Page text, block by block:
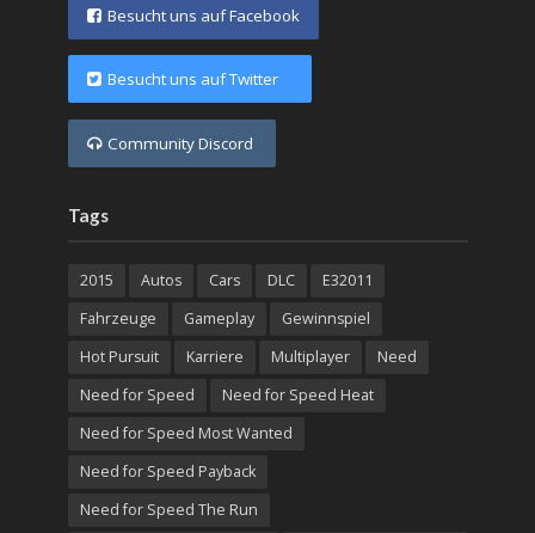
Besucht uns auf Facebook
Besucht uns auf Twitter
Community Discord
Tags
2015 Autos Cars DLC
E32011
Fahrzeuge
Gameplay
Gewinnspiel
Hot Pursuit
Karriere Multiplayer
Need
Need for Speed
Need for Speed Heat
Need for Speed Most Wanted
Need for Speed Payback
Need for Speed The Run